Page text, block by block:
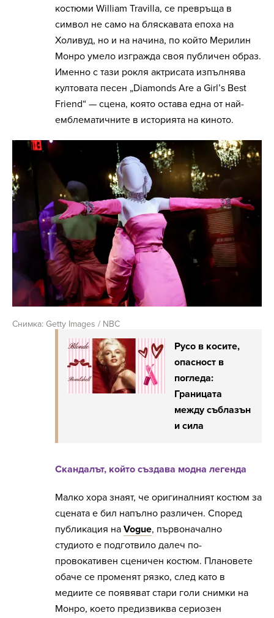
костюми William Travilla, се превръща в
символ не само на бляскавата епоха на
Холивуд, но и на начина, по който Мерилин
Монро умело изгражда своя публичен образ.
Именно с тази рокля актрисата изпълнява
култовата песен „Diamonds Are a Girl’s Best
Friend“ — сцена, която остава една от най-
емблематичните в историята на киното.
Снимка: Getty Images / NBC
Русо в косите,
опасност в
погледа:
Границата
между съблазън
и сила
Скандалът, който създава модна легенда
Малко хора знаят, че оригиналният костюм за
сцената е бил напълно различен. Според
публикация на Vogue, първоначално
студиото е подготвило далеч по-
провокативен сценичен костюм. Плановете
обаче се променят рязко, след като в
медиите се появяват стари голи снимки на
Монро, което предизвиква сериозен